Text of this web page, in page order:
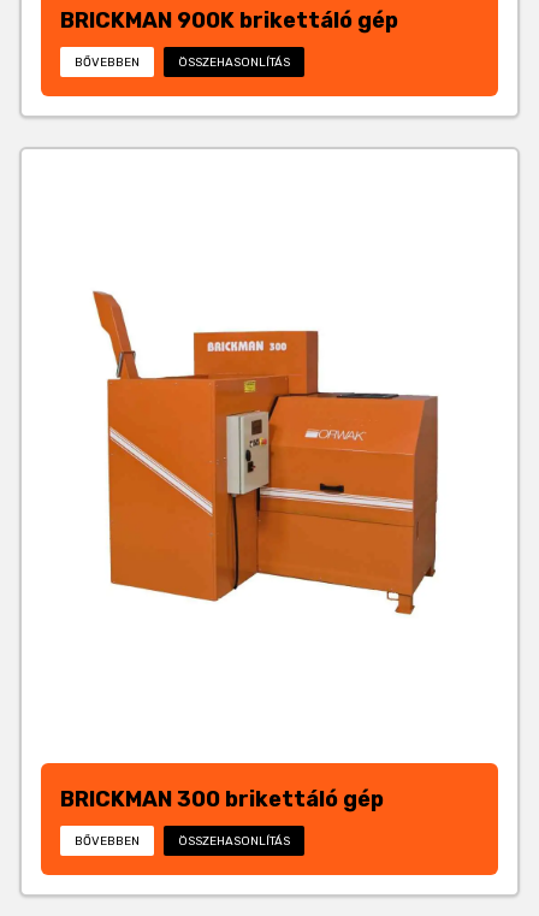
BRICKMAN 900K brikettáló gép
BŐVEBBEN ÖSSZEHASONLÍTÁS
BRICKMAN 300 brikettáló gép
BŐVEBBEN ÖSSZEHASONLÍTÁS